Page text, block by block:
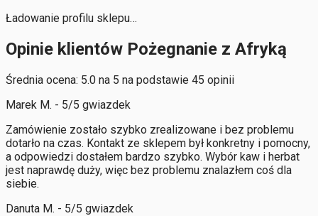
Ładowanie profilu sklepu…
Opinie klientów Pożegnanie z Afryką
Średnia ocena: 5.0 na 5 na podstawie 45 opinii
Marek M. - 5/5 gwiazdek
Zamówienie zostało szybko zrealizowane i bez problemu
dotarło na czas. Kontakt ze sklepem był konkretny i pomocny,
a odpowiedzi dostałem bardzo szybko. Wybór kaw i herbat
jest naprawdę duży, więc bez problemu znalazłem coś dla
siebie.
Danuta M. - 5/5 gwiazdek